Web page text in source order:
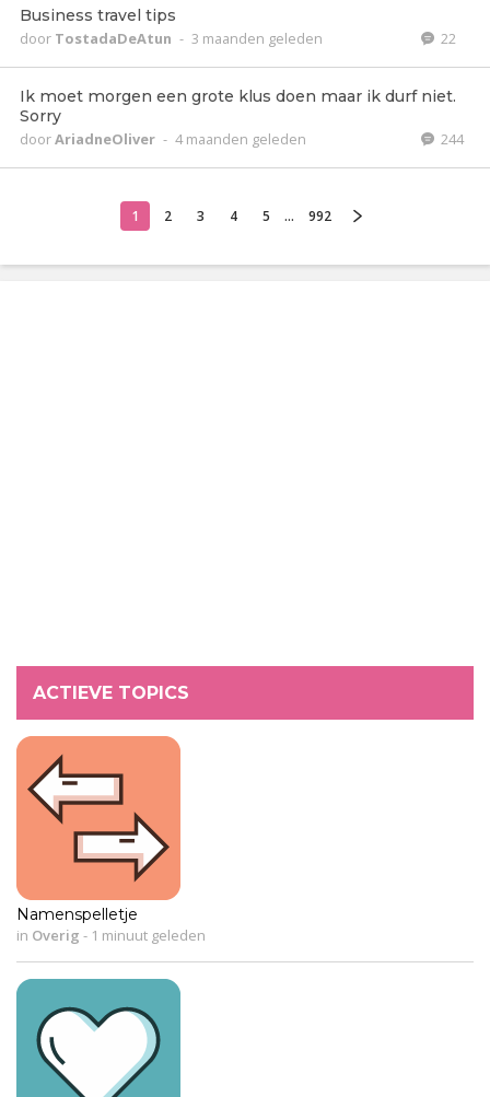
Business travel tips
door TostadaDeAtun - 3 maanden geleden 22
Ik moet morgen een grote klus doen maar ik durf niet.
Sorry
doorAriadneOliver - 4 maanden geleden 244
1 2 3 4 5 ... 992
ACTIEVE TOPICS
Namenspelletje
in Overig - 1 minuut geleden